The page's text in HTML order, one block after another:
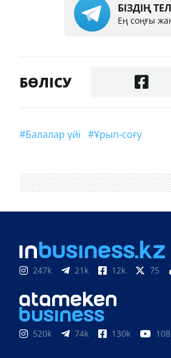
БІЗДІҢ
Ең соңғы
БӨЛІСУ
#балалар үйі #ұрып-соғу
247k 21k 12k 75
520k 74k 130k